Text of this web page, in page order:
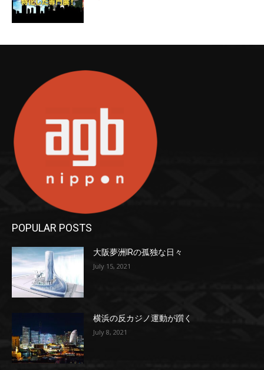
POPULAR POSTS
大阪夢洲IRの孤独な日々
July 15, 2021
横浜の反カジノ運動が躓く
July 8, 2021